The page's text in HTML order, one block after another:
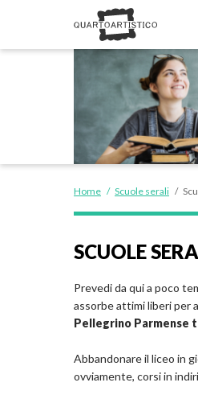
Home / Scuole serali /
SCUOLE
Prevedi da qui a poco
assorbe attimi liberi per
Pellegrino Parmense
Abbandonare il liceo in
ovviamente, corsi in